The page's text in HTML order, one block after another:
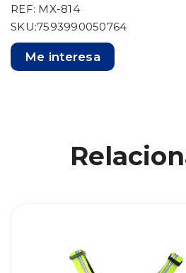
REF: MX-814
SKU:7593990050764
Me interesa